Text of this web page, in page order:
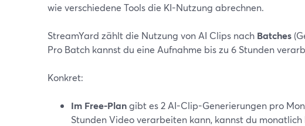
wie verschiedene Tools die KI-Nutzung abrechnen.
StreamYard zählt die Nutzung von AI Clips nach Batches
Pro Batch kannst du eine Aufnahme bis zu 6 Stunden
Konkret:
Im Free-Plangibt es 2 AI-Clip-Generierungen pro
Stunden Video verarbeiten kann, kannst du monatlich